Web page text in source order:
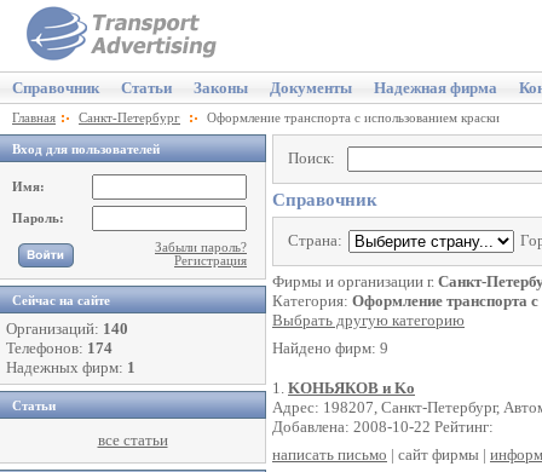
Справочник Статьи Законы Документы Надежная фирма
Главная Санкт-Петербург Оформление транспорта с использованием краски
Вход для пользователей
Имя:
Пароль:
Забыли пароль?
Регистрация
Сейчас на сайте
Организаций: 140
Телефонов: 174
Надежных фирм: 1
Статьи
все статьи
Поиск:
Справочник
Страна:
Фирмы и организации г. Санкт-
Категория: Оформление транспорта
Выбрать другую категорию
Найдено фирм: 9
1. KОНЬЯКОВ и Kо
Адрес: 198207, Санкт-Петербург,
Добавлена: 2008-10-22 Рейтинг:
написать письмо | сайт фирмы |